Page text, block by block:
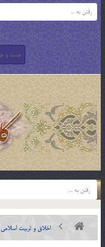
اخلاق و تربیت اسلامی